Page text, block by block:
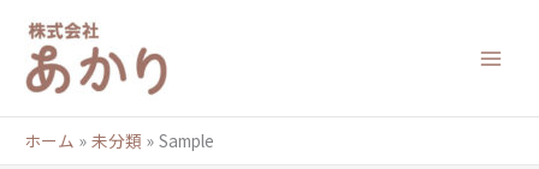
キ
ホーム 未分類 Sample